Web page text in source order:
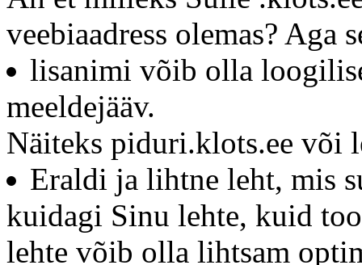
veebiaadress olemas? Aga
lisanimi võib olla
meeldejääv.
Näiteks piduri.klots.ee või
Eraldi ja lihtne leht, mis
kuidagi Sinu lehte, kuid
lehte võib olla lihtsam